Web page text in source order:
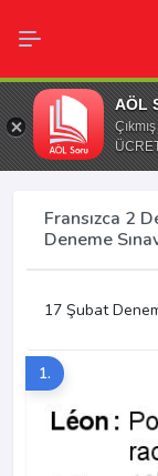
AÖL
Fransızca 2
Deneme
17 Şubat
1.